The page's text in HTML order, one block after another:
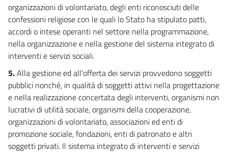
28
29
30
organizzazioni di volontariato, degli enti riconosciuti delle
confessioni religiose con le quali lo Stato ha stipulato patti,
accordi o intese operanti nel settore nella programmazione,
nella organizzazione e nella gestione del sistema integrato di
interventi e servizi sociali.
5.Alla gestione ed all'offerta dei servizi provvedono soggetti
pubblici nonché, in qualità di soggetti attivi nella progettazione
e nella realizzazione concertata degli interventi, organismi non
lucrativi di utilità sociale, organismi della cooperazione,
organizzazioni di volontariato, associazioni ed enti di
promozione sociale, fondazioni, enti di patronato e altri
soggetti privati. Il sistema integrato di interventi e servizi